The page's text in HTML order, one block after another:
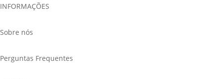
INFORMAÇÕES
Sobre nós
Perguntas Frequentes